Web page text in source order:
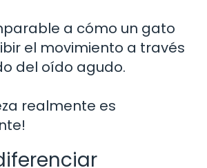
a cómo un gato
el movimiento a través
del oído agudo.
realmente es